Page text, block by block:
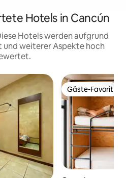
Hotels in Cancún
Hotels werden aufgrund
und weiterer Aspekte hoch
Gäste-Favorit
Gäste-Favorit